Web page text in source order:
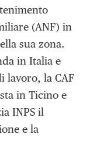
(ANF) in
sua zona.
in Italia e
lavoro, la CAF
in Ticino e
INPS il
e la